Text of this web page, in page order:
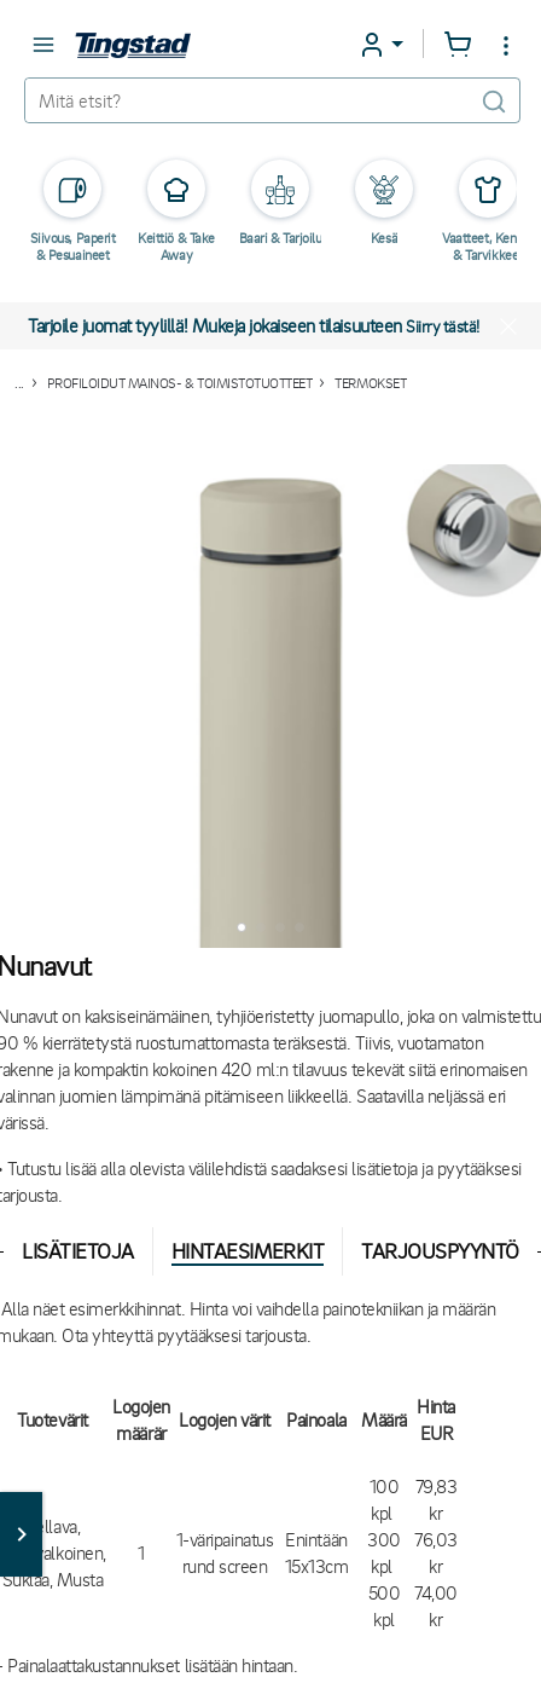
Siivous, Paperit
& Pesuaineet
Keittiö & Take
Away
Baari & Tarjoilu Kesä
Vaatteet, Kengät
& Tarvikkeet
Tarjoile juomat tyylillä! Mukeja jokaiseen tilaisuuteenSiirry tästä!
PROFILOIDUT MAINOS- & TOIMISTOTUOTTEET TERMOKSET
on kaksiseinämäinen, tyhjiöeristetty juomapullo, joka on valmistettu
% kierrätetystä ruostumattomasta teräksestä. Tiivis, vuotamaton
ja kompaktin kokoinen 420 ml:n tilavuus tekevät siitä erinomaisen
juomien lämpimänä pitämiseen liikkeellä. Saatavilla neljässä eri
Tutustu lisää alla olevista välilehdistä saadaksesi lisätietoja ja pyytääksesi
LISÄTIETOJA HINTAESIMERKIT TARJOUSPYYNTÖ
näet esimerkkihinnat. Hinta voi vaihdella painotekniikan ja määrän
Ota yhteyttä pyytääksesi tarjousta.
Tuotevärit
Logojen
määrär
Logojen värit Painoala Määrä
Hinta
EUR
Pellava,
Luunvalkoinen,
Suklaa, Musta
1
1-väripainatus
rund screen
Enintään
15x13cm
100
kpl
79,83
kr
300
kpl
76,03
kr
500
kpl
74,00
kr
Painalaattakustannukset lisätään hintaan.